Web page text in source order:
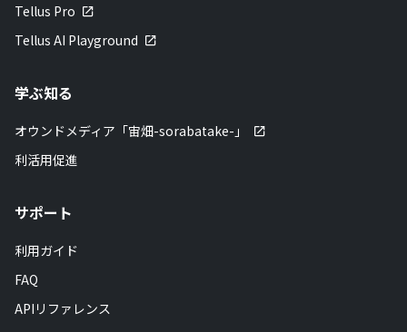
Tellus Pro
Tellus AI Playground
学ぶ知る
オウンドメディア「宙畑-sorabatake-」
利活用促進
サポート
利用ガイド
FAQ
APIリファレンス